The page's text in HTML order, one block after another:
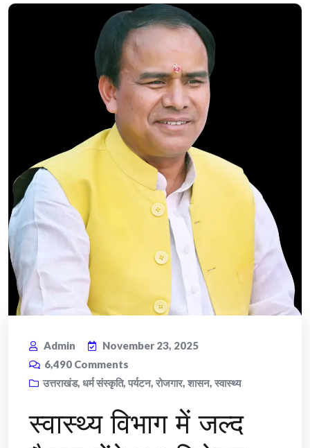
Admin
November 23, 2025
6,490 Comments
उत्तराखंड, धर्म संस्कृति, पर्यटन, रोजगार, शासन, स्वास्थ्य
स्वास्थ्य विभाग में जल्द